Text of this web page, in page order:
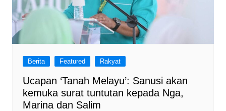
Berita Featured Rakyat
Ucapan ‘Tanah Melayu’: Sanusi akan
kemuka surat tuntutan kepada Nga,
Marina dan Salim